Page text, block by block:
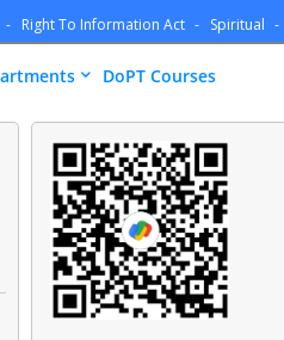
Right To Information Act Spiritual
DoPT Courses